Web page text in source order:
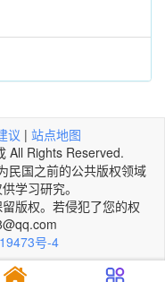
议 | 站点地图
All Rights Reserved.
民国之前的公共版权领域
学习研究。
版权。若侵犯了您的权
号-4